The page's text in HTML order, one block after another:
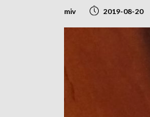
miv 2019-08-20